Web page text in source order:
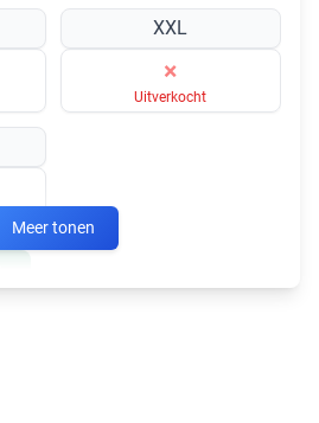
XXL
×
Uitverkocht
Meer tonen